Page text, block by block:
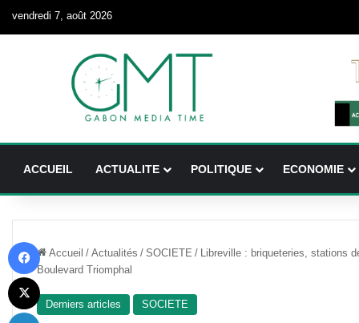
vendredi 7, août 2026
ACCUEIL ACTUALITE POLITIQUE ECONOMIE
Accueil / Actualités / SOCIETE / Libreville : briqueteries, stations
Boulevard Triomphal
Derniers articles SOCIETE
X
Linkedin